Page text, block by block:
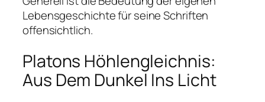
Lebensgeschichte für seine Schriften
offensichtlich.
Platons Höhlengleichnis:
Aus Dem Dunkel Ins Licht